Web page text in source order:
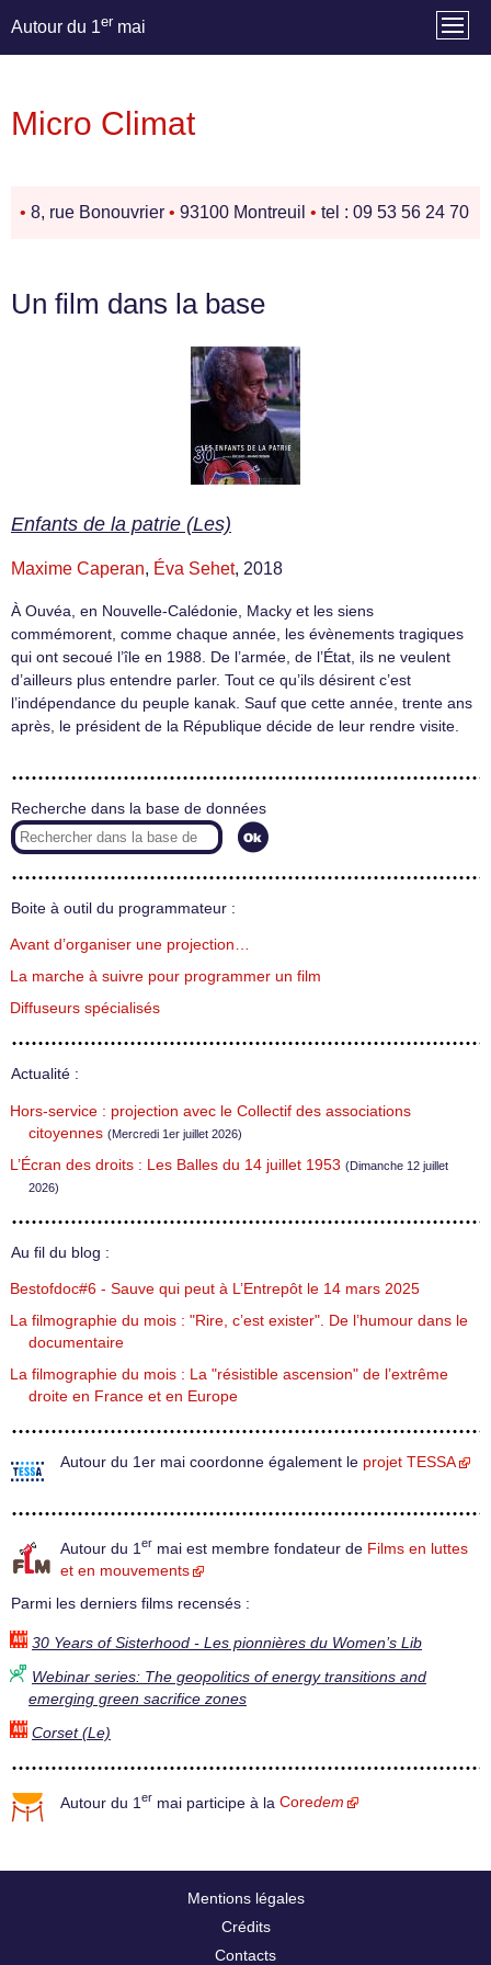
Autour du 1er mai
Micro Climat
• 8, rue Bonouvrier • 93100 Montreuil • tel : 09 53 56 24 70
Un film dans la base
Enfants de la patrie (Les)
Maxime Caperan, Éva Sehet, 2018
À Ouvéa, en Nouvelle-Calédonie, Macky et les siens
commémorent, comme chaque année, les évènements tragiques
qui ont secoué l’île en 1988. De l’armée, de l’État, ils ne veulent
d’ailleurs plus entendre parler. Tout ce qu’ils désirent c’est
l’indépendance du peuple kanak. Sauf que cette année, trente ans
après, le président de la République décide de leur rendre visite.
Recherche dans la base de données
Boite à outil du programmateur :
Avant d’organiser une projection…
La marche à suivre pour programmer un film
Diffuseurs spécialisés
Actualité :
Hors-service : projection avec le Collectif des associations
citoyennes (Mercredi 1er juillet 2026)
L’Écran des droits : Les Balles du 14 juillet 1953 (Dimanche 12 juillet
2026)
Au fil du blog :
Bestofdoc#6 - Sauve qui peut à L’Entrepôt le 14 mars 2025
La filmographie du mois : "Rire, c’est exister". De l’humour dans le
documentaire
La filmographie du mois : La "résistible ascension" de l’extrême
droite en France et en Europe
Autour du 1er mai coordonne également le projet TESSA
Autour du 1 er mai est membre fondateur de Films en luttes
et en mouvements
Parmi les derniers films recensés :
30 Years of Sisterhood - Les pionnières du Women’s Lib
Webinar series: The geopolitics of energy transitions and
emerging green sacrifice zones
Corset (Le)
Autour du 1 er mai participe à la Coredem
Mentions légales
Crédits
Contacts